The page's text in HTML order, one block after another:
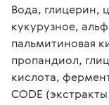
Вода, глицерин,
кукурузное,
пальмитиновая
пропандиол,
кислота,
CODE